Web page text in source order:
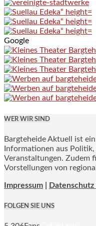
Google
WER WIR SIND
Bargteheide Aktuell ist
Informationen aus
Veranstaltungen. Zudem
Vorstellungen von
Impressum Datenschutz |
FOLGEN SIE UNS